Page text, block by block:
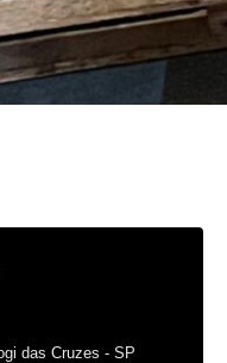
das Cruzes - SP